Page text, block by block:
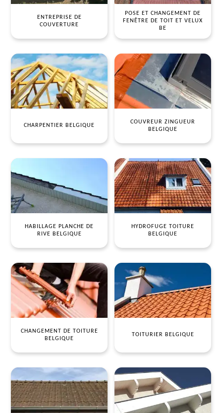
ENTREPRISE DE
COUVERTURE
POSE ET CHANGEMENT DE
FENÊTRE DE TOIT ET VELUX
BE
CHARPENTIER BELGIQUE
COUVREUR ZINGUEUR
BELGIQUE
HABILLAGE PLANCHE DE
RIVE BELGIQUE
HYDROFUGE TOITURE
BELGIQUE
CHANGEMENT DE TOITURE
BELGIQUE
TOITURIER BELGIQUE